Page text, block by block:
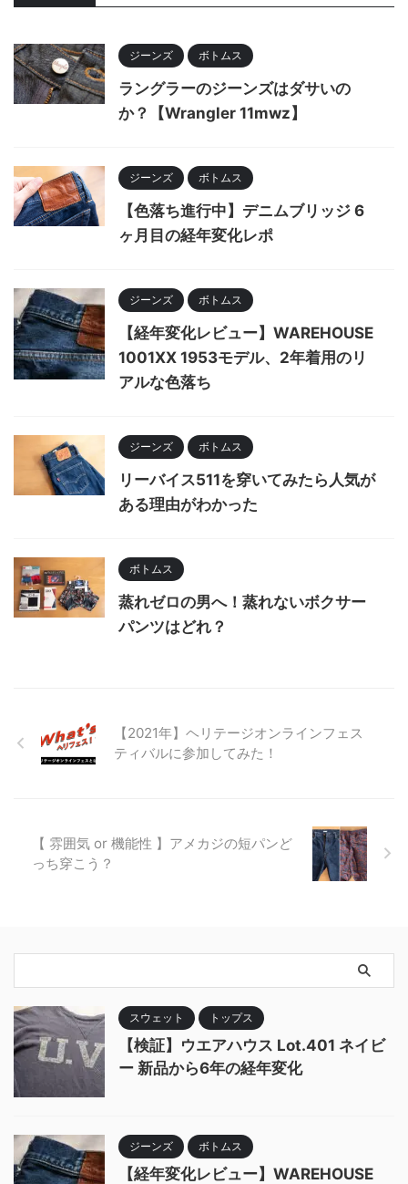
ジーンズ ボトムス
ラングラーのジーンズはダサいの
か？【Wrangler 11mwz】
ジーンズ ボトムス
【色落ち進行中】デニムブリッジ 6
ヶ月目の経年変化レポ
ジーンズ ボトムス
【経年変化レビュー】WAREHOUSE
1001XX 1953モデル、2年着用のリ
アルな色落ち
ジーンズ ボトムス
リーバイス511を穿いてみたら人気が
ある理由がわかった
ボトムス
蒸れゼロの男へ！蒸れないボクサー
パンツはどれ？
【2021年】ヘリテージオンラインフェス
ティバルに参加してみた！
【 雰囲気 or 機能性 】アメカジの短パンど
っち穿こう？
スウェット トップス
【検証】ウエアハウス Lot.401 ネイビ
ー 新品から6年の経年変化
ジーンズ ボトムス
【経年変化レビュー】WAREHOUSE